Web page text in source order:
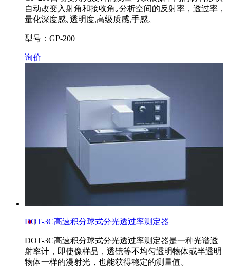
自动改变入射角和接收角｡分析空间的反射率，透过率，
量化深度感､透明度,高级质感,手感。
型号：GP-200
询价
DOT-3C高速积分球式分光透过率测定器
DOT-3C高速积分球式分光透过率测定器是一种光谱透
射率计，即使像样品，透镜等不均匀透明物体或半透明
物体一样的漫射光，也能获得稳定的测量值。